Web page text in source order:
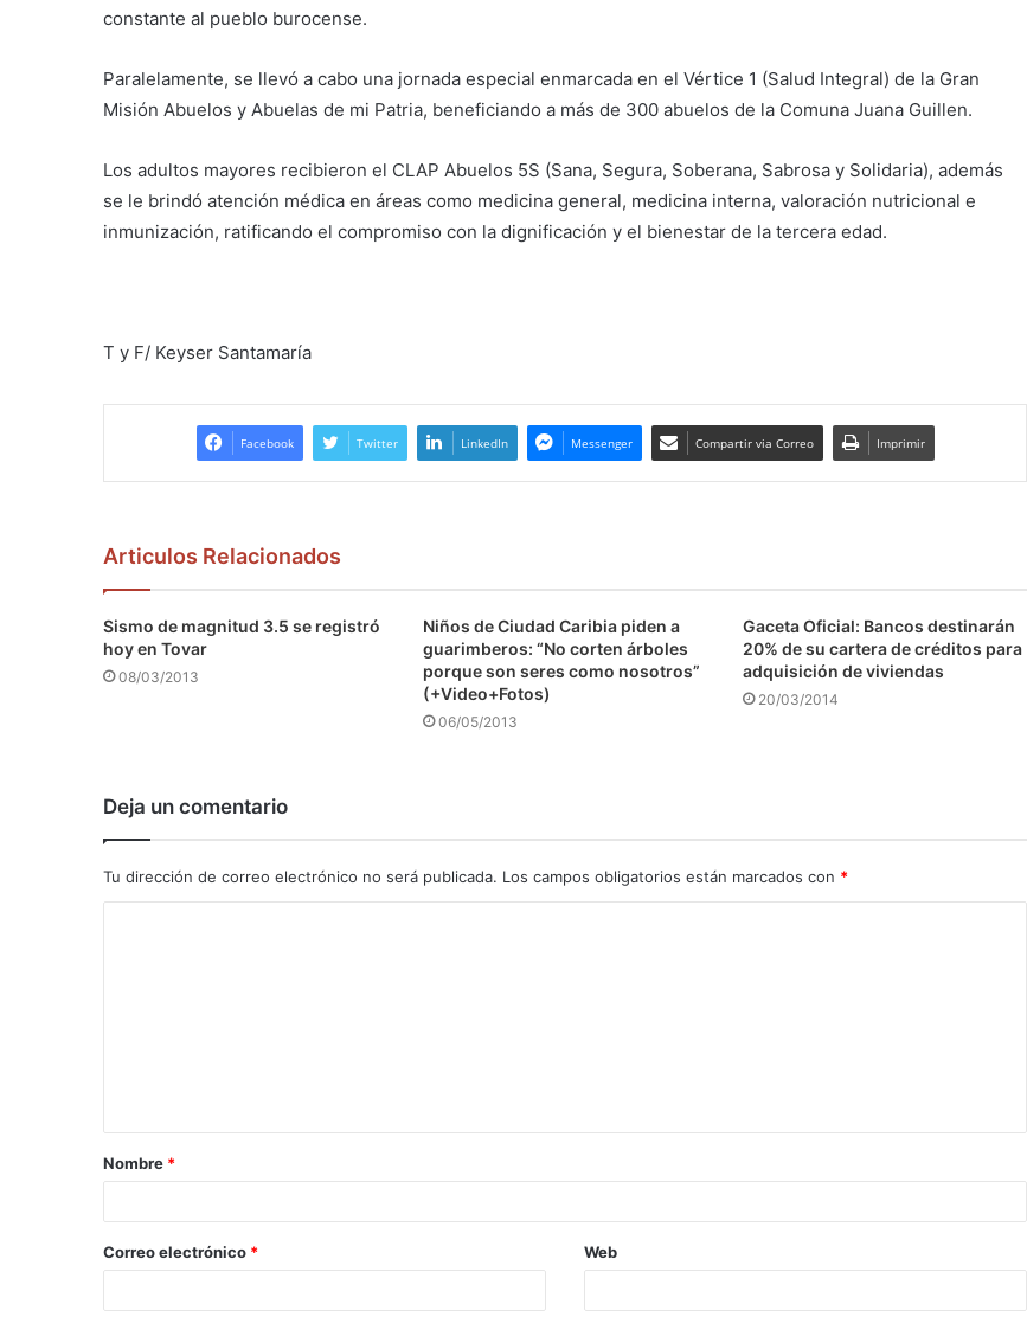
constante al pueblo burocense.
Paralelamente, se llevó a cabo una jornada especial enmarcada en el Vértice 1 (Salud Integral) de la Gran
Misión Abuelos y Abuelas de mi Patria, beneficiando a más de 300 abuelos de la Comuna Juana Guillen.
Los adultos mayores recibieron el CLAP Abuelos 5S (Sana, Segura, Soberana, Sabrosa y Solidaria), además
se le brindó atención médica en áreas como medicina general, medicina interna, valoración nutricional e
inmunización, ratificando el compromiso con la dignificación y el bienestar de la tercera edad.
T y F/ Keyser Santamaría
Facebook Twitter LinkedIn Messenger Compartir via Correo Imprimir
Articulos Relacionados
Sismo de magnitud 3.5 se registró
hoy en Tovar
08/03/2013
Niños de Ciudad Caribia piden a
guarimberos: “No corten árboles
porque son seres como nosotros”
(+Video+Fotos)
06/05/2013
Gaceta Oficial: Bancos destinarán
20% de su cartera de créditos para
adquisición de viviendas
20/03/2014
Deja un comentario
Tu dirección de correo electrónico no será publicada. Los campos obligatorios están marcados con *
a
r
*
Nombre *
Correo electrónico * Web